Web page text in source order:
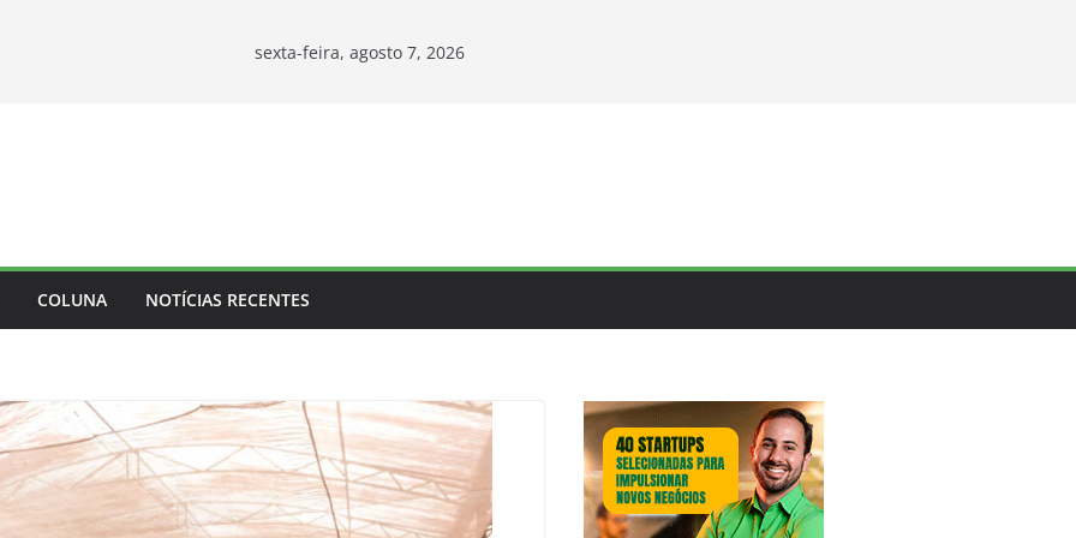
sexta-feira, agosto 7, 2026
COLUNA NOTÍCIAS RECENTES